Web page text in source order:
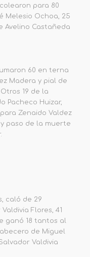
para 80
Melesio Ochoa, 25
Avelino Castañeda
60 en terna
Madera y pial de
19 de la
Pacheco Huizar,
Zenaido Valdez
paso de la muerte
caló de 29
Flores, 41
ganó 18 tantos al
de Miguel
Valdivia